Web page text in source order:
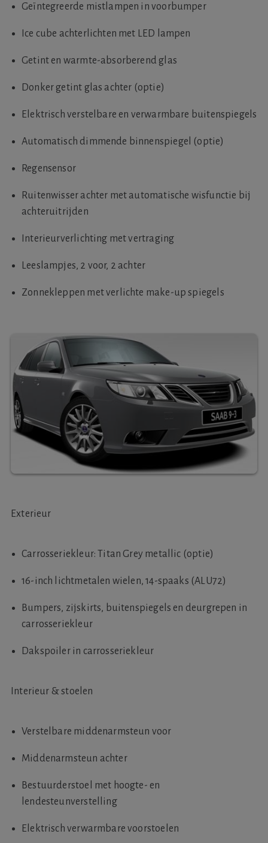
Geïntegreerde mistlampen in voorbumper
Ice cube achterlichten met LED lampen
Getint en warmte-absorberend glas
Donker getint glas achter (optie)
Elektrisch verstelbare en verwarmbare buitenspiegels
Automatisch dimmende binnenspiegel (optie)
Regensensor
Ruitenwisser achter met automatische wisfunctie bij
achteruitrijden
Interieurverlichting met vertraging
Leeslampjes, 2 voor, 2 achter
Zonnekleppen met verlichte make-up spiegels
Exterieur
Carrosseriekleur: Titan Grey metallic (optie)
16-inch lichtmetalen wielen, 14-spaaks (ALU72)
Bumpers, zijskirts, buitenspiegels en deurgrepen in
carrosseriekleur
Dakspoiler in carrosseriekleur
Interieur & stoelen
Verstelbare middenarmsteun voor
Middenarmsteun achter
Bestuurderstoel met hoogte- en
lendesteunverstelling
Elektrisch verwarmbare voorstoelen